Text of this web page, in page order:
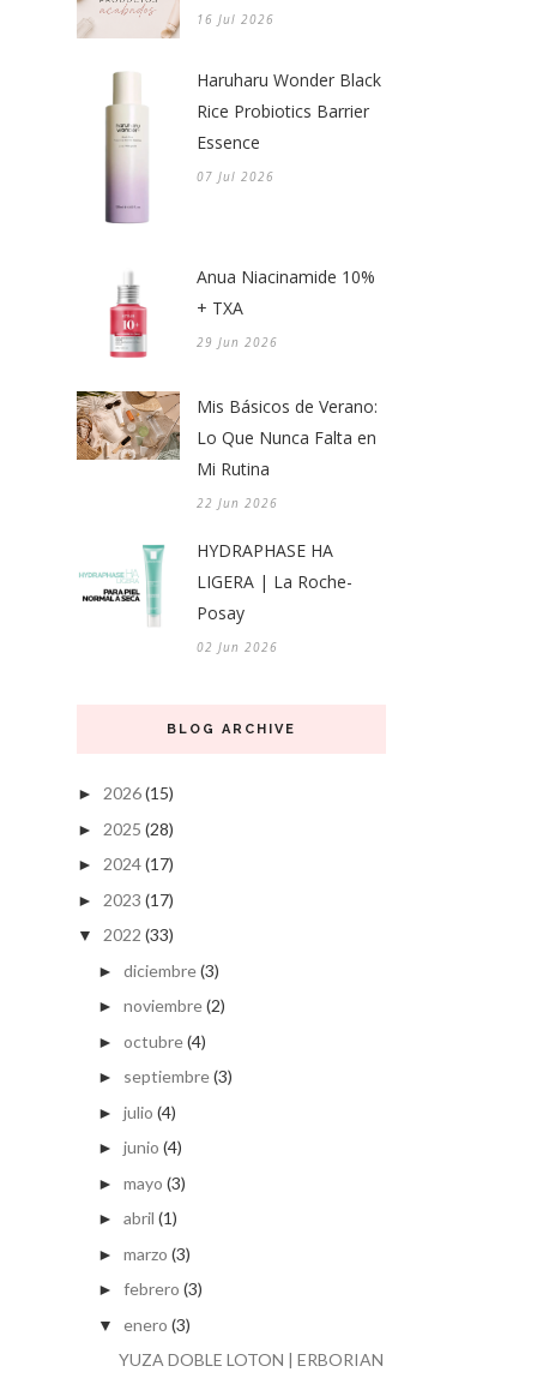
16 Jul 2026
Haruharu Wonder Black
Rice Probiotics Barrier
Essence
07 Jul 2026
Anua Niacinamide 10%
+ TXA
29 Jun 2026
Mis Básicos de Verano:
Lo Que Nunca Falta en
Mi Rutina
22 Jun 2026
HYDRAPHASE HA
LIGERA | La Roche-
Posay
02 Jun 2026
BLOG ARCHIVE
► 2026(15)
► 2025 (28)
► 2024(17)
► 2023 (17)
▼ 2022 (33)
► diciembre(3)
► noviembre(2)
► octubre(4)
► septiembre(3)
► julio (4)
► junio (4)
► mayo (3)
► abril (1)
► marzo (3)
► febrero (3)
▼ enero (3)
YUZA DOBLE LOTON | ERBORIAN